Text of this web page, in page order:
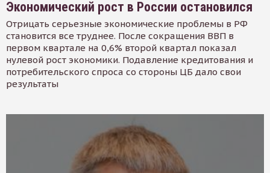
Экономический рост в России остановился
Отрицать серьезные экономические проблемы в РФ
становится все труднее. После сокращения ВВП в
первом квартале на 0,6% второй квартал показал
нулевой рост экономики. Подавление кредитования и
потребительского спроса со стороны ЦБ дало свои
результаты